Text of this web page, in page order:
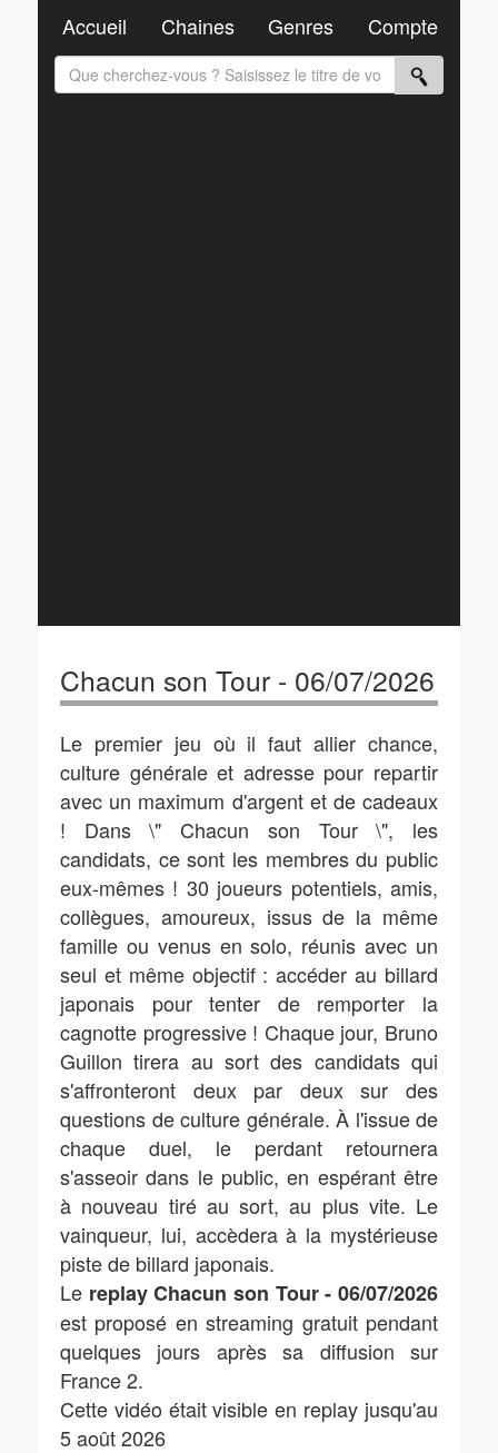
Chacun son Tour - 06/07/2026
Le premier jeu où il faut allier chance,
culture générale et adresse pour repartir
avec un maximum d'argent et de cadeaux
! Dans \" Chacun son Tour \", les
candidats, ce sont les membres du public
eux-mêmes ! 30 joueurs potentiels, amis,
collègues, amoureux, issus de la même
famille ou venus en solo, réunis avec un
seul et même objectif : accéder au billard
japonais pour tenter de remporter la
cagnotte progressive ! Chaque jour, Bruno
Guillon tirera au sort des candidats qui
s'affronteront deux par deux sur des
questions de culture générale. À l'issue de
chaque duel, le perdant retournera
s'asseoir dans le public, en espérant être
à nouveau tiré au sort, au plus vite. Le
vainqueur, lui, accèdera à la mystérieuse
piste de billard japonais.
Le replay Chacun son Tour - 06/07/2026
est proposé en streaming gratuit pendant
quelques jours après sa diffusion sur
France 2.
Cette vidéo était visible en replay jusqu'au
5 août 2026
Accueil Chaines Genres Compte